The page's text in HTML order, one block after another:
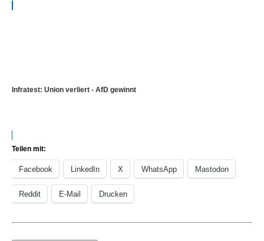
Infratest: Union verliert - AfD gewinnt
Teilen mit:
Facebook LinkedIn X WhatsApp Mastodon
Reddit E-Mail Drucken